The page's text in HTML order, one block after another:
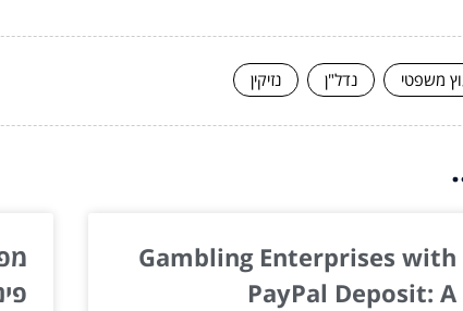
משפטי נדל"ן נזיקין
Gambling Enterprises with
PayPal Deposit: A